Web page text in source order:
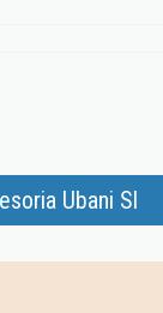
Ubani Sl